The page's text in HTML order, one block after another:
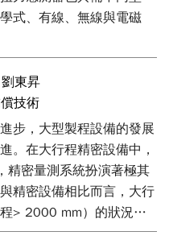
式、有線、無線與電磁
東昇
技術
步，大型製程設備的發展
。在大行程精密設備中，
精密量測系統扮演著極其
精密設備相比而言，大行
> 2000 mm）的狀況
(定位精度<0.5 μm)。為